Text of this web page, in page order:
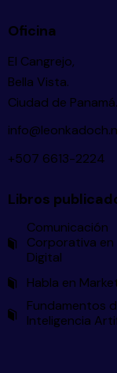
Oficina
El Cangrejo,
Bella Vista.
Ciudad de Panamá.
+507 6613-2224
Libros
Comunicación
Corporativa en
Digital
Habla en
Fundamentos
Inteligencia